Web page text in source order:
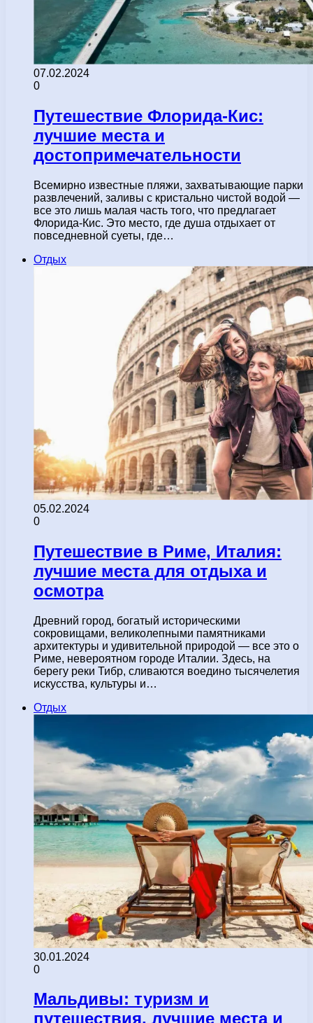
07.02.2024
0
Путешествие Флорида-Кис:
лучшие места и
достопримечательности
Всемирно известные пляжи, захватывающие парки
развлечений, заливы с кристально чистой водой —
все это лишь малая часть того, что предлагает
Флорида-Кис. Это место, где душа отдыхает от
повседневной суеты, где…
Отдых
05.02.2024
0
Путешествие в Риме, Италия:
лучшие места для отдыха и
осмотра
Древний город, богатый историческими
сокровищами, великолепными памятниками
архитектуры и удивительной природой — все это о
Риме, невероятном городе Италии. Здесь, на
берегу реки Тибр, сливаются воедино тысячелетия
искусства, культуры и…
Отдых
30.01.2024
0
Мальдивы: туризм и
путешествия, лучшие места и